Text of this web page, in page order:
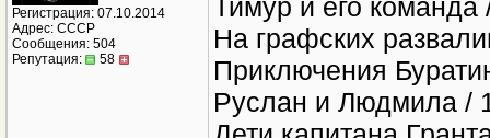
Регистрация: 07.10.2014
Адрес: СССР
Сообщения: 504
Репутация:
58
Тимур и его команда
На графских
Приключения
Руслан и Людмила /